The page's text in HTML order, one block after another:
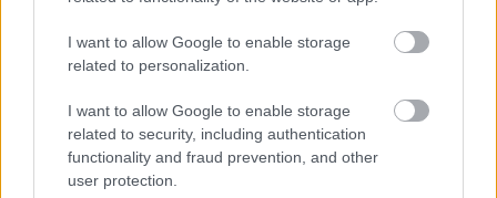
I want to allow Google to enable storage
related to personalization.
I want to allow Google to enable storage
related to security, including authentication
functionality and fraud prevention, and other
user protection.
A mi nyelvünk - édes anyanyelvünk
TINTA Könyvkiadó •2023. május 18.
Van három szavunk, amely meghatározza
létezésünket: anyaöl, anyaföld, anyanyelv. Az első az
életet adó, életre nevelő, a második a sorsunk,
sikereink és kudarcaink színtere, majdani